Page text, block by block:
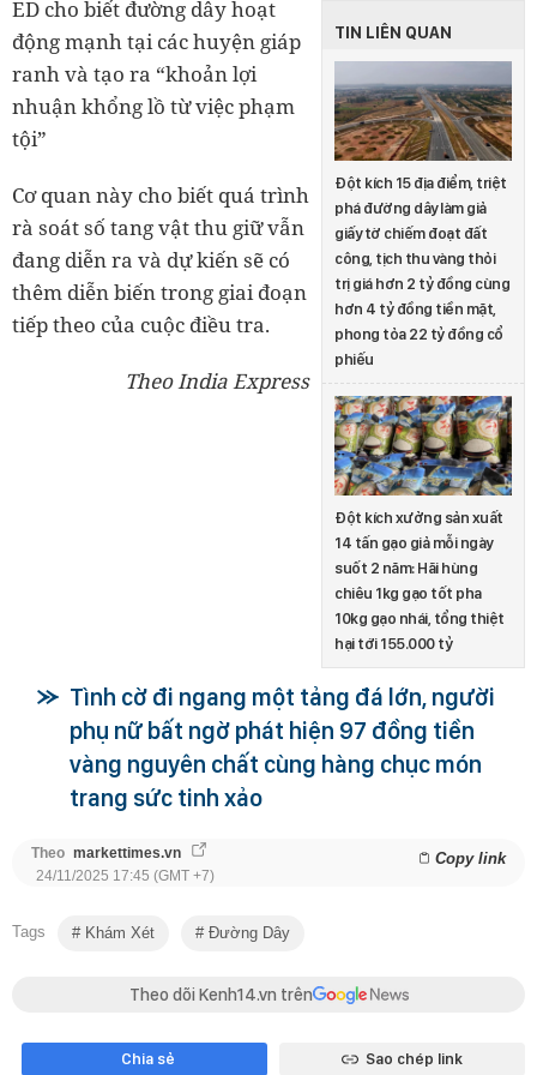
TIN LIÊN QUAN
Đột kích 15 địa điểm, triệt
phá đường dây làm giả
giấy tờ chiếm đoạt đất
công, tịch thu vàng thỏi
trị giá hơn 2 tỷ đồng cùng
hơn 4 tỷ đồng tiền mặt,
phong tỏa 22 tỷ đồng cổ
phiếu
Đột kích xưởng sản xuất
14 tấn gạo giả mỗi ngày
suốt 2 năm: Hãi hùng
chiêu 1kg gạo tốt pha
10kg gạo nhái, tổng thiệt
hại tới 155.000 tỷ
ED cho biết đường dây hoạt
động mạnh tại các huyện giáp
ranh và tạo ra “khoản lợi
nhuận khổng lồ từ việc phạm
tội”
Cơ quan này cho biết quá trình
rà soát số tang vật thu giữ vẫn
đang diễn ra và dự kiến sẽ có
thêm diễn biến trong giai đoạn
tiếp theo của cuộc điều tra.
Theo India Express
Tình cờ đi ngang một tảng đá lớn, người
phụ nữ bất ngờ phát hiện 97 đồng tiền
vàng nguyên chất cùng hàng chục món
trang sức tinh xảo
Theo markettimes.vn Copy link
24/11/2025 17:45 (GMT +7)
Tags Khám Xét Đường Dây
Theo dõi Kenh14.vn trên
Chia sẻ Sao chép link